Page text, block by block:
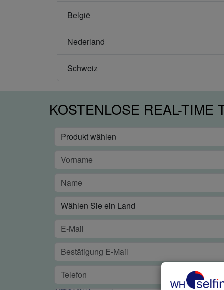
België
Nederland
Schweiz
KOSTENLOSE REAL-TIME